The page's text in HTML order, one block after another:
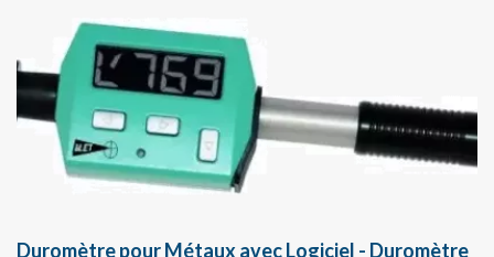
Duromètre pour Métaux avec Logiciel - Duromètre